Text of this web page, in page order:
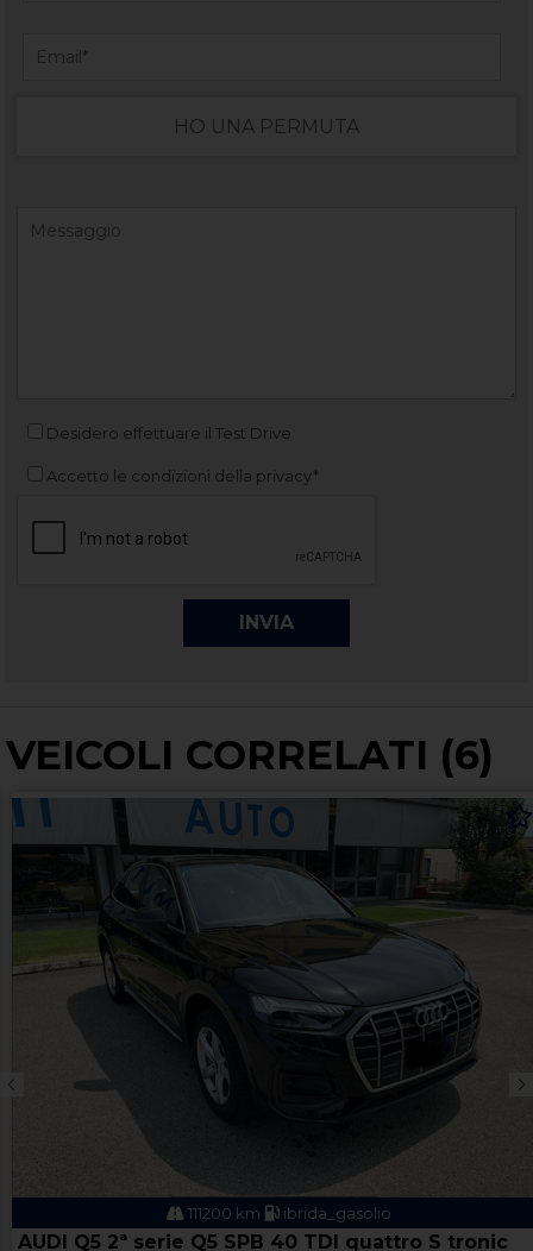
HO UNA PERMUTA
Desidero effettuare il Test Drive
Accetto le condizioni della privacy*
VEICOLI CORRELATI (6)
111200 km ibrida_gasolio
AUDI Q5 2ª serie Q5 SPB 40 TDI quattro S tronic